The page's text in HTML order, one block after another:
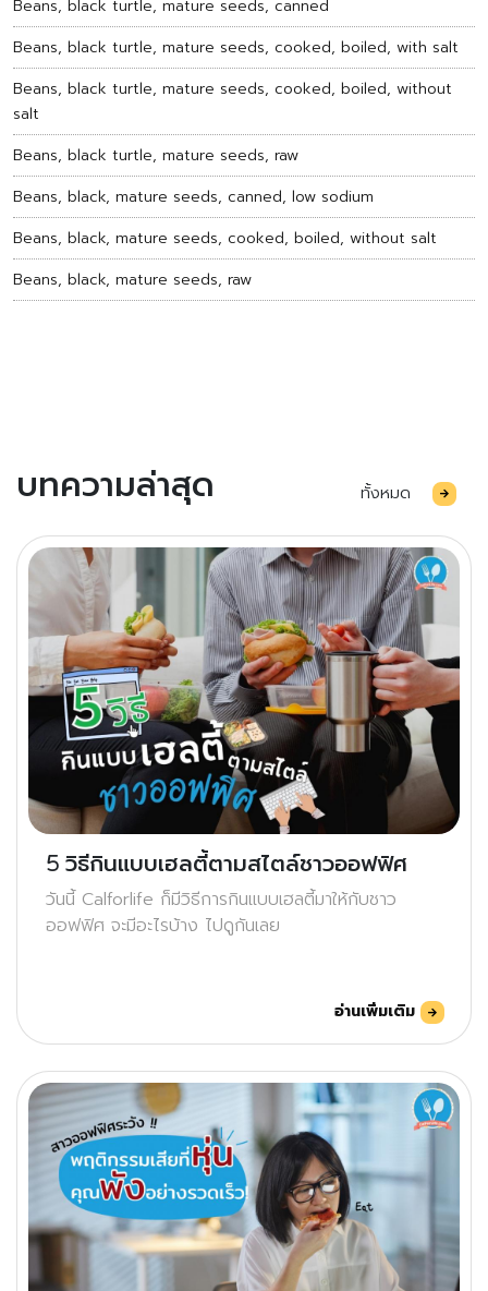
Beans, black turtle, mature seeds, canned
Beans, black turtle, mature seeds, cooked, boiled, with salt
Beans, black turtle, mature seeds, cooked, boiled, without
salt
Beans, black turtle, mature seeds, raw
Beans, black, mature seeds, canned, low sodium
Beans, black, mature seeds, cooked, boiled, without salt
Beans, black, mature seeds, raw
บทความล่าสุด ทั้งหมด
5 วิธีกินแบบเฮลตี้ตามสไตล์ชาวออฟฟิศ
วันนี้ Calforlife ก็มีวิธีการกินแบบเฮลตี้มาให้กับชาว
ออฟฟิศ จะมีอะไรบ้าง ไปดูกันเลย
อ่านเพิ่มเติม